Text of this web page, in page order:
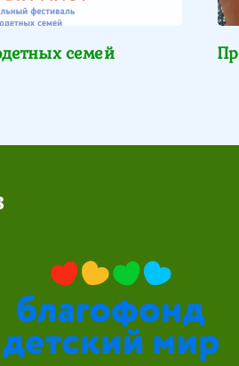
семей